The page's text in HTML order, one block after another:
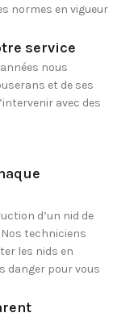
normes en vigueur
service
nous
et de ses
avec des
d’un nid de
techniciens
les nids en
danger pour vous